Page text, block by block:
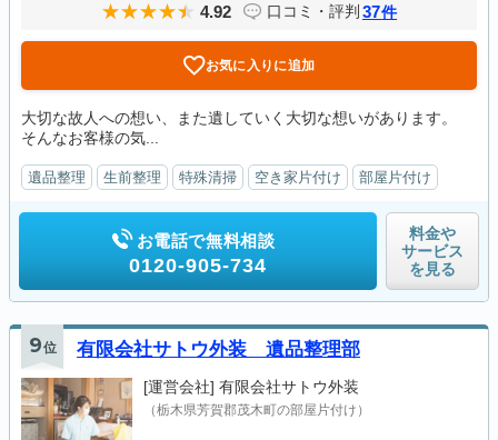
4.92 口コミ・評判 37件
お気に入りに追加
大切な故人への想い、また遺していく大切な想いがあります。
そんなお客様の気...
遺品整理 生前整理 特殊清掃 空き家片付け 部屋片付け
お電話で無料相談
0120-905-734
料金や
サービス
を見る
9位 有限会社サトウ外装 遺品整理部
[運営会社] 有限会社サトウ外装
（栃木県芳賀郡茂木町の部屋片付け）